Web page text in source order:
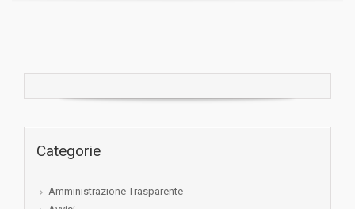
Categorie
Amministrazione Trasparente